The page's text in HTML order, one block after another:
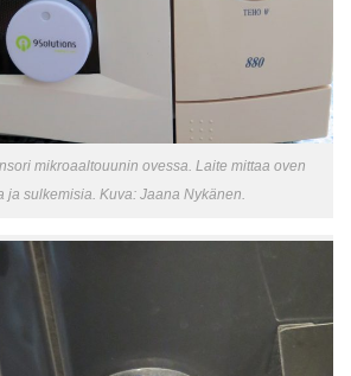
mikroaaltouunin ovessa. Laite mittaa oven
ja sulkemisia. Kuva: Jaana Nykänen.